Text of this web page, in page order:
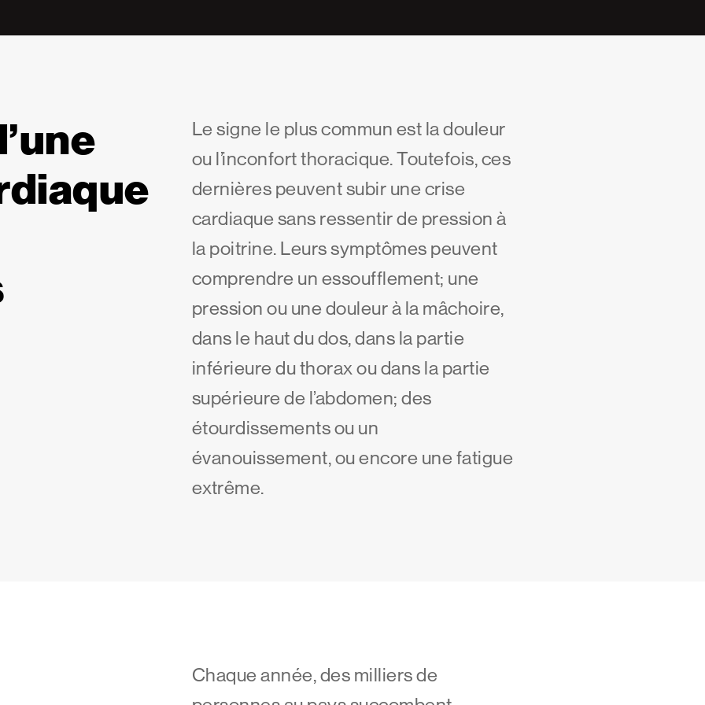
Le signe le plus commun est la douleur
ou l’inconfort thoracique. Toutefois, ces
dernières peuvent subir une crise
cardiaque sans ressentir de pression à
la poitrine. Leurs symptômes peuvent
comprendre un essoufflement; une
pression ou une douleur à la mâchoire,
dans le haut du dos, dans la partie
inférieure du thorax ou dans la partie
supérieure de l’abdomen; des
étourdissements ou un
évanouissement, ou encore une fatigue
extrême.
Chaque année, des milliers de